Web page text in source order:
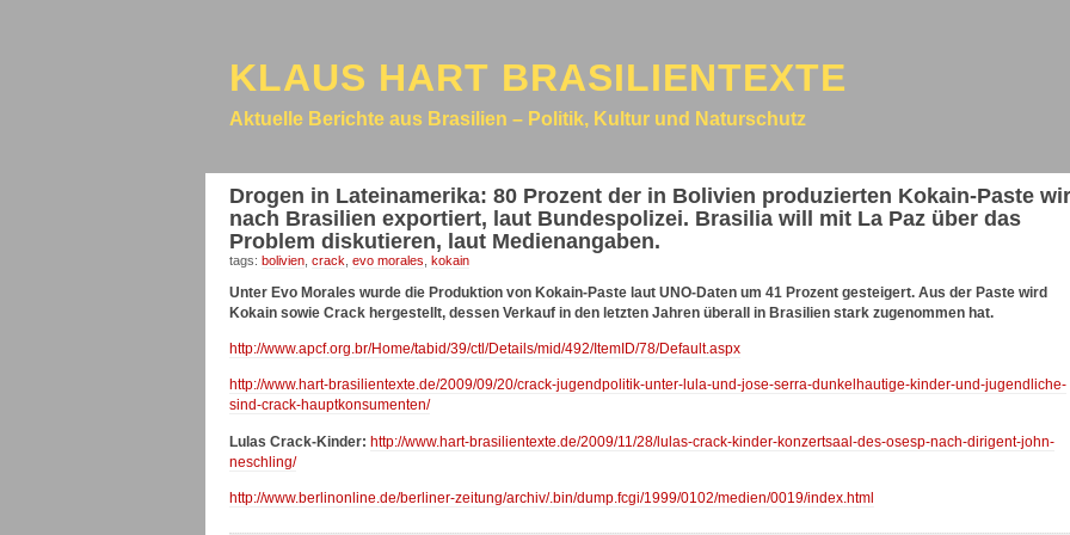
KLAUS HART BRASILIENTEXTE
Aktuelle Berichte aus Brasilien – Politik, Kultur und Naturschutz
Drogen in Lateinamerika: 80 Prozent der in Bolivien produzierten Kokain-Paste
nach Brasilien exportiert, laut Bundespolizei. Brasilia will mit La Paz über das
Problem diskutieren, laut Medienangaben.
tags: bolivien crack evo morales kokain
Unter Evo Morales wurde die Produktion von Kokain-Paste laut UNO-Daten um 41 Prozent gesteigert. Aus der Paste wird
Kokain sowie Crack hergestellt, dessen Verkauf in den letzten Jahren überall in Brasilien stark zugenommen hat.
http://www.apcf.org.br/Home/tabid/39/ctl/Details/mid/492/ItemID/78/Default.aspx
http://www.hart-brasilientexte.de/2009/09/20/crack-jugendpolitik-unter-lula-und-jose-serra-dunkelhautige-kinder-und-jugendliche-
sind-crack-hauptkonsumenten/
Lulas Crack-Kinder: http://www.hart-brasilientexte.de/2009/11/28/lulas-crack-kinder-konzertsaal-des-osesp-nach-dirigent-john-
neschling/
http://www.berlinonline.de/berliner-zeitung/archiv/.bin/dump.fcgi/1999/0102/medien/0019/index.html